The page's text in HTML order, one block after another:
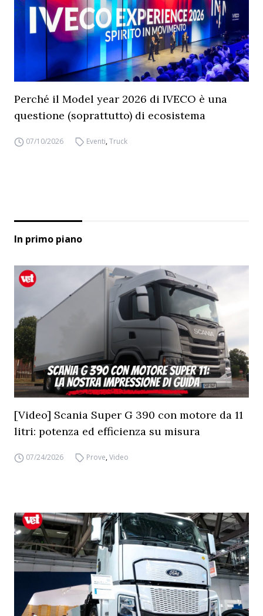
Perché il Model year 2026 di IVECO è una
questione (soprattutto) di ecosistema
07/10/2026 Eventi,Truck
In primo piano
[Video] Scania Super G 390 con motore da 11
litri: potenza ed efficienza su misura
07/24/2026 Prove,Video